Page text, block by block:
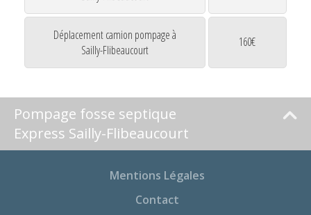
Déplacement camion pompage à
Sailly-Flibeaucourt
160€
Pompage fosse septique
Express Sailly-Flibeaucourt
Mentions Légales
Contact